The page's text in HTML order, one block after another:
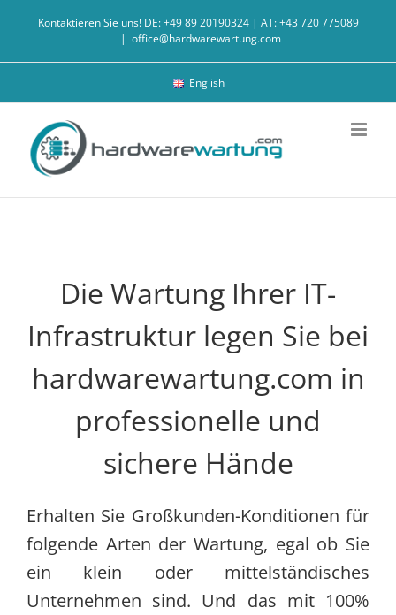
Kontaktieren Sie uns! DE: +49 89 20190324 | AT: +43 720 775089
| office@hardwarewartung.com
English
Die Wartung Ihrer IT-
Infrastruktur legen Sie bei
hardwarewartung.com in
professionelle und
sichere Hände
Erhalten Sie Großkunden-Konditionen für
folgende Arten der Wartung, egal ob Sie
ein klein oder mittelständisches
Unternehmen sind. Und das mit 100%